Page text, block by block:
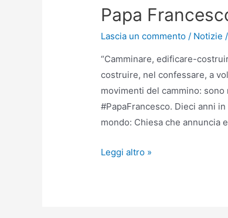
Papa
Lascia un commento / Notizie
“Camminare, edificare-
costruire, nel confessare, a
movimenti del cammino:
#PapaFrancesco. Dieci anni
mondo: Chiesa che annuncia
Leggi altro »